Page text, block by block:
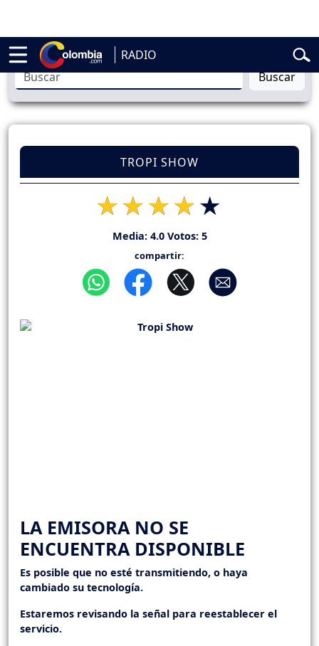
RADIO
de la Espriella Vuelta a Colombia
Buscar
TROPI SHOW
Media: 4.0Votos: 5
compartir:
LA EMISORA NO SE
ENCUENTRA DISPONIBLE
Es posible que no esté transmitiendo, o haya
cambiado su tecnología.
Estaremos revisando la señal para reestablecer el
servicio.